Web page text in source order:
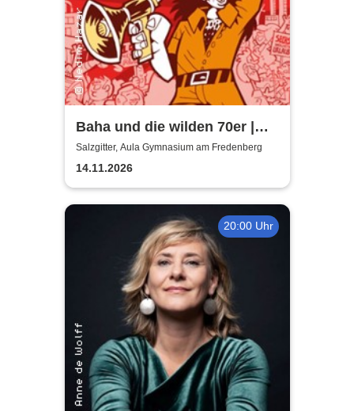
Baha und die wilden 70er |
Aula Gymnasium am
Fredenberg
Salzgitter, Aula Gymnasium am Fredenberg
14.11.2026
20:00 Uhr